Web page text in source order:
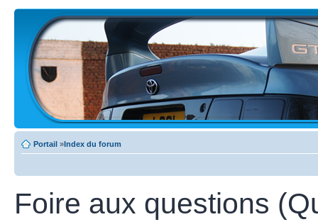
Portail »Index du forum
Foire aux questions